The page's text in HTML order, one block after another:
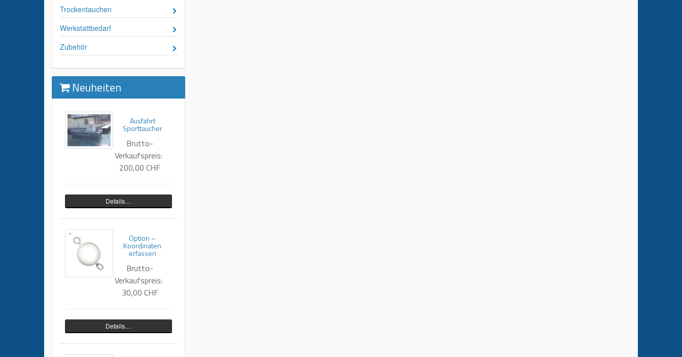
Trockentauchen
Werkstattbedarf
Zubehör
Neuheiten
Ausfahrt
Sporttaucher
Brutto-
Verkaufspreis:
200,00 CHF
Details…
Option –
Koordinaten
erfassen
Brutto-
Verkaufspreis:
30,00 CHF
Details…